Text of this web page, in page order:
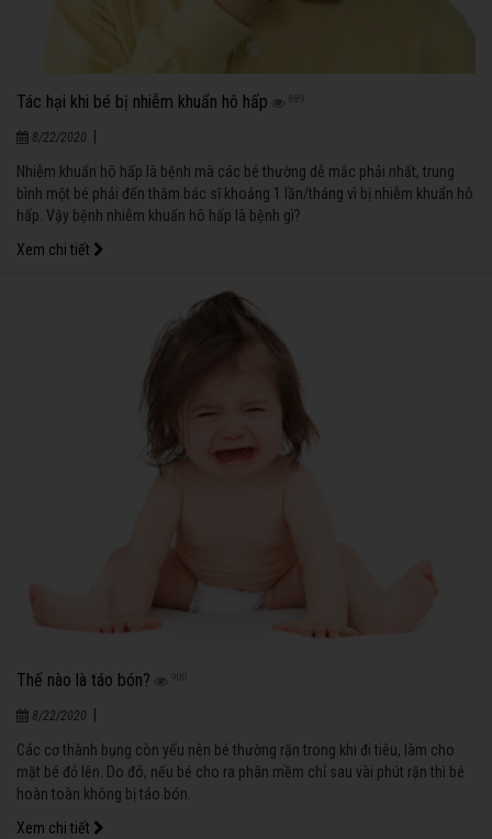
Tác hại khi bé bị nhiễm khuẩn hô hấp 889
8/22/2020
Nhiễm khuẩn hô hấp là bệnh mà các bé thường dễ mắc phải nhất, trung
bình một bé phải đến thăm bác sĩ khoảng 1 lần/tháng vì bị nhiễm khuẩn hô
hấp. Vậy bệnh nhiễm khuẩn hô hấp là bệnh gì?
Xem chi tiết
Thế nào là táo bón? 900
8/22/2020
Các cơ thành bụng còn yếu nên bé thường rặn trong khi đi tiêu, làm cho
mặt bé đỏ lên. Do đó, nếu bé cho ra phân mềm chỉ sau vài phút rặn thì bé
hoàn toàn không bị táo bón.
Xem chi tiết